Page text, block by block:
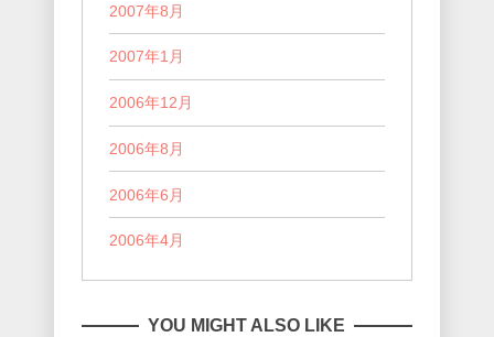
2007年8月
2007年1月
2006年12月
2006年8月
2006年6月
2006年4月
YOU MIGHT ALSO LIKE